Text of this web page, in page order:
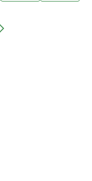
頭水庫，隨後烏山頭